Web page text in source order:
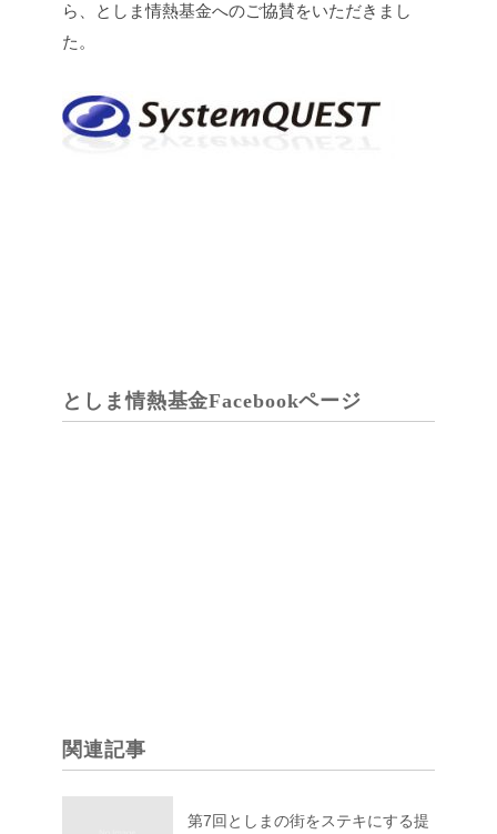
ら、としま情熱基金へのご協賛をいただきまし
た。
としま情熱基金Facebookページ
関連記事
第7回としまの街をステキにする提